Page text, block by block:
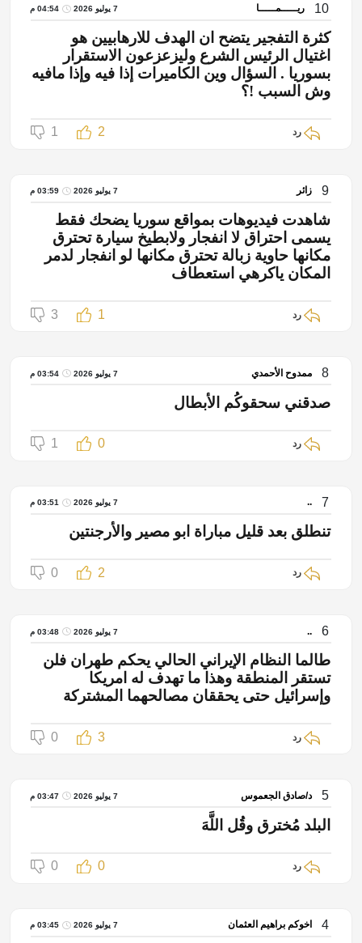
10 ريـــــمـــــا 7 يوليو 2026 04:54 م
كثرة التفجير يتضح ان الهدف للارهابيين هو
اغتيال الرئيس الشرع وليزعزعون الاستقرار
بسوريا . السؤال وين الكاميرات إذا فيه وإذا مافيه
وش السبب !؟
رد 2
1
9 زائر 7 يوليو 2026 03:59 م
شاهدت فيديوهات بمواقع سوريا يضحك فقط
يسمى احتراق لا انفجار ولابطيخ سيارة تحترق
مكانها حاوية زبالة تحترق مكانها لو انفجار لدمر
المكان ياكرهي استعطاف
رد 1
3
8 ممدوح الأحمدي 7 يوليو 2026 03:54 م
صدقني سحقوكُم الأبطال
رد 0
1
7
.. 7 يوليو 2026 03:51 م
تنطلق بعد قليل مباراة ابو مصير والأرجنتين
رد 2
0
6
.. 7 يوليو 2026 03:48 م
طالما النظام الإيراني الحالي يحكم طهران فلن
تستقر المنطقة وهذا ما تهدف له امريكا
وإسرائيل حتى يحققان مصالحهما المشتركة
رد 3
0
5 د/صادق الجعموس 7 يوليو 2026 03:47 م
البلد مُخترق وقُل اللَّهَ
رد 0
0
4 اخوكم براهيم العثمان 7 يوليو 2026 03:45 م